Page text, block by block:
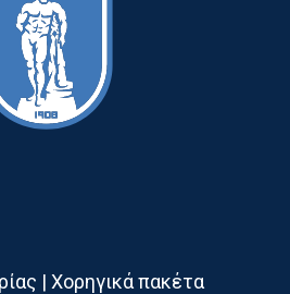
| Χορηγικά πακέτα